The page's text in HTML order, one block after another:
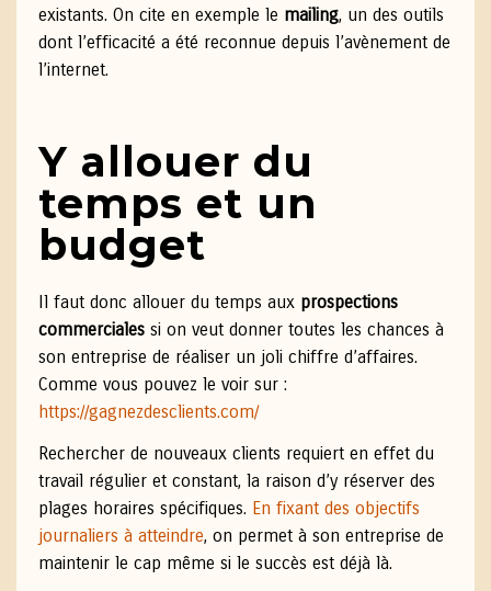
existants. On cite en exemple le mailing, un des outils
dont l’efficacité a été reconnue depuis l’avènement de
l’internet.
Y allouer du
temps et un
budget
Il faut donc allouer du temps aux prospections
commerciales si on veut donner toutes les chances à
son entreprise de réaliser un joli chiffre d’affaires.
Comme vous pouvez le voir sur :
https://gagnezdesclients.com/
Rechercher de nouveaux clients requiert en effet du
travail régulier et constant, la raison d’y réserver des
plages horaires spécifiques. En fixant des objectifs
journaliers à atteindre, on permet à son entreprise de
maintenir le cap même si le succès est déjà là.